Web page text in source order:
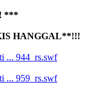
***
HANGGAL**!!!
... 944_rs.swf
... 959_rs.swf